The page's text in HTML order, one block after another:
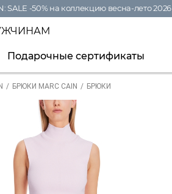
-50% на коллекцию весна-лето 2026 >>>
Подарочные сертификаты
/ БРЮКИ MARC CAIN / БРЮКИ